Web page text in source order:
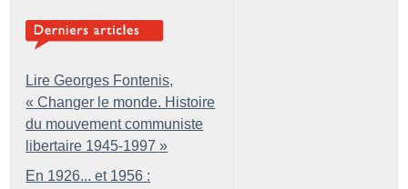
Lire Georges Fontenis,
« Changer le monde. Histoire
du mouvement communiste
libertaire 1945-1997 »
En 1926... et 1956 :